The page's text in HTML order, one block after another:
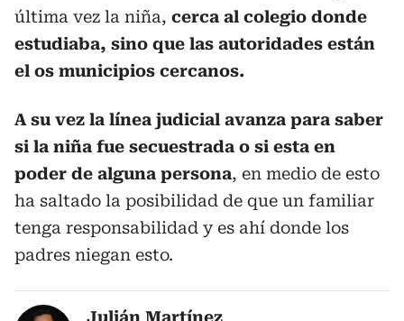
última vez la niña, cerca al colegio donde
estudiaba, sino que las autoridades están
el os municipios cercanos.
A su vez la línea judicial avanza para saber
si la niña fue secuestrada o si esta en
poder de alguna persona, en medio de esto
ha saltado la posibilidad de que un familiar
tenga responsabilidad y es ahí donde los
padres niegan esto.
Julián Martínez